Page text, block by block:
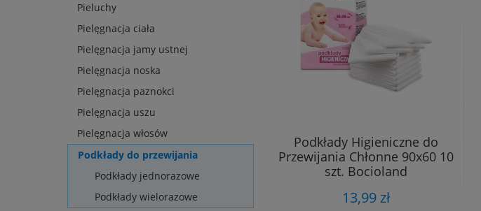
Pieluchy
Pielęgnacja ciała
Pielęgnacja jamy ustnej
Pielęgnacja noska
Pielęgnacja paznokci
Pielęgnacja uszu
Pielęgnacja włosów
Podkłady do przewijania
Podkłady jednorazowe
Podkłady wielorazowe
Podkłady Higieniczne do
Przewijania Chłonne 90x60 10
szt. Bocioland
13,99 zł